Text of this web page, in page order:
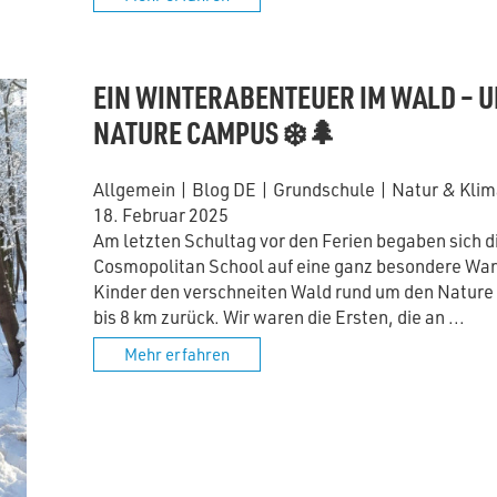
EIN WINTERABENTEUER IM WALD –
NATURE CAMPUS ❄️🌲
Allgemein | Blog DE | Grundschule | Natur &
18. Februar 2025
Am letzten Schultag vor den Ferien begaben sich
Cosmopolitan School auf eine ganz besondere
Kinder den verschneiten Wald rund um den
bis 8 km zurück. Wir waren die Ersten, die an ...
Mehr erfahren